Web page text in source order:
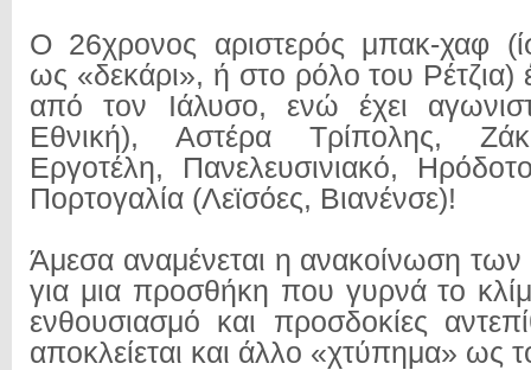
Ο 26χρονος αριστερός μπακ-χαφ
ως «δεκάρι», ή στο ρόλο του Ρέτζια)
από τον Ιάλυσο, ενώ έχει
Εθνική), Αστέρα Τρίπολης,
Εργοτέλη, Πανελευσινιακό,
Πορτογαλία (Λεϊσόες, Βιανένσε)!
Άμεσα αναμένεται η ανακοίνωση των
για μια προσθήκη που γυρνά το
ενθουσιασμό και προσδοκίες
αποκλείεται και άλλο «χτύπημα» ως